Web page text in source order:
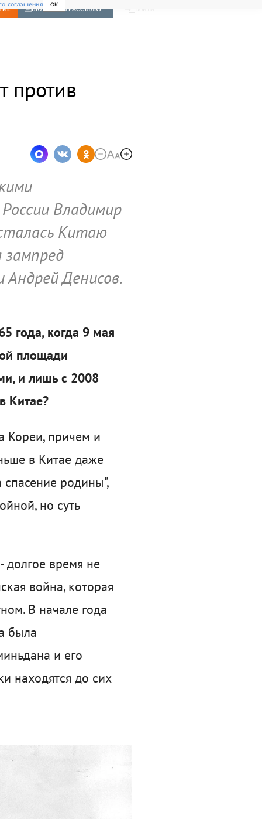
соглашения OK
ВКЛЮЧИТЬ РАССЫЛКУ
против
Владимир
Китаю
зампред
Денисов.
года, когда 9 мая
площади
и лишь с 2008
Китае?
Кореи, причем и
в Китае даже
родины",
но суть
долгое время не
война, которая
В начале года
была
и его
находятся до сих